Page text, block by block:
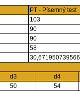
PT - Písemný test
103
90
90
58
d3
d4
50 54